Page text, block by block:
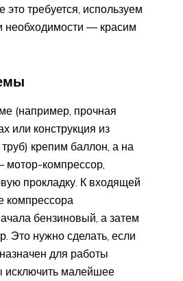
это требуется, используем
необходимости — красим
(например, прочная
или конструкция из
крепим баллон, а на
компрессор,
прокладку. К входящей
компрессора
бензиновый, а затем
Это нужно сделать, если
для работы
исключить малейшее